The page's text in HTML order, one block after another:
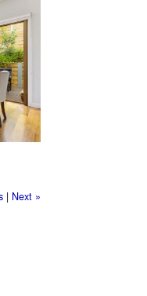
| Next »